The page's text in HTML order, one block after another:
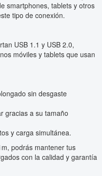
smartphones, tablets y otros
tipo de conexión.
USB 1.1 y USB 2.0,
móviles y tablets que usan
sin desgaste
gracias a su tamaño
y carga simultánea.
podrás mantener tus
con la calidad y garantía